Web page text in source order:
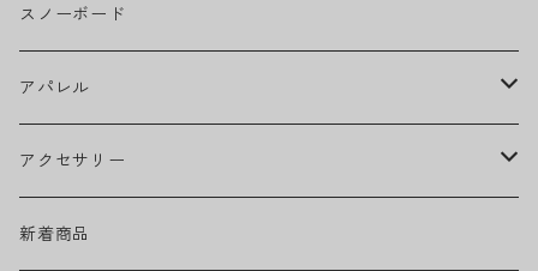
CAMILA CABELLO
Ed Sheeran
EMINEM
GREEN DAY
グリップテープ
ウィール
ベアリング
トラック
スノーボード
アパレル
ヘッドウェア
キャップ
ネックウェア
アクセサリー
ハードグッズ
新着商品